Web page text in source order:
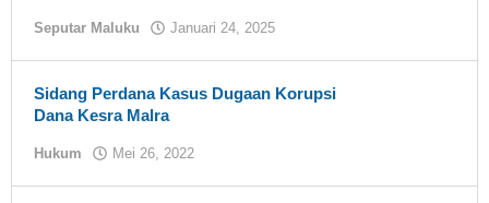
Seputar Maluku Januari 24, 2025
Sidang Perdana Kasus Dugaan Korupsi
Dana Kesra Malra
Hukum Mei 26, 2022